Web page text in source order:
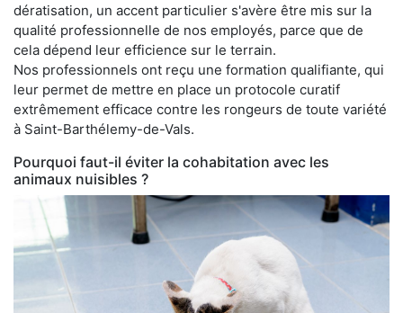
dératisation, un accent particulier s'avère être mis sur la
qualité professionnelle de nos employés, parce que de
cela dépend leur efficience sur le terrain.
Nos professionnels ont reçu une formation qualifiante, qui
leur permet de mettre en place un protocole curatif
extrêmement efficace contre les rongeurs de toute variété
à Saint-Barthélemy-de-Vals.
Pourquoi faut-il éviter la cohabitation avec les
animaux nuisibles ?